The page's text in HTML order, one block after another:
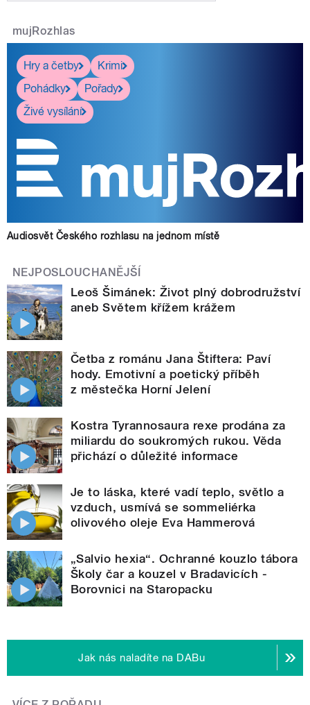
mujRozhlas
Hry a četby
Krimi
Pohádky
Pořady
Živé vysílání
Audiosvět Českého rozhlasu na jednom místě
NEJPOSLOUCHANĚJŠÍ
Leoš Šimánek: Život plný dobrodružství
aneb Světem křížem krážem
Četba z románu Jana Štiftera: Paví
hody. Emotivní a poetický příběh
z městečka Horní Jelení
Kostra Tyrannosaura rexe prodána za
miliardu do soukromých rukou. Věda
přichází o důležité informace
Je to láska, které vadí teplo, světlo a
vzduch, usmívá se sommeliérka
olivového oleje Eva Hammerová
„Salvio hexia“. Ochranné kouzlo tábora
Školy čar a kouzel v Bradavicích -
Borovnici na Staropacku
Jak nás naladíte na DABu